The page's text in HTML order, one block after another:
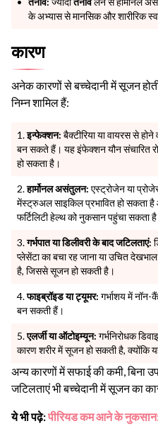
के अभ्यास से मानसिक और शारीरिक
कारण
अनेक कारणों से बच्चेदानी में सूजन
निम्न शामिल हैं:
इन्फेक्शन: बैक्टीरिया या वायरस से
बन सकते हैं। यह इंफेक्शन यौन संचारित
हो सकता है।
हार्मोनल असंतुलन: एस्ट्रोजेन या
मेंस्ट्रुअल साइकिल प्रभावित हो सकता
फर्टिलिटी हेल्थ को नुकसान पहुंचा सकता
गर्भपात या डिलीवरी के बाद जटिलताएं:
प्लेसेंटा का बचा रह जाना या उचित
है, जिससे सूजन हो सकती है।
फाइब्रॉइड या ट्यूमर: गर्भाशय में
बन सकती हैं।
एलर्जी या ऑटोइम्यून: गर्भनिरोधक
कारण शरीर में सूजन हो सकती है, क्योंकि
अन्य कारणों में सफाई की कमी, बिना
जटिलताएं भी बच्चेदानी में सूजन का
ये भी पढ़े:पीरियड कम आने के